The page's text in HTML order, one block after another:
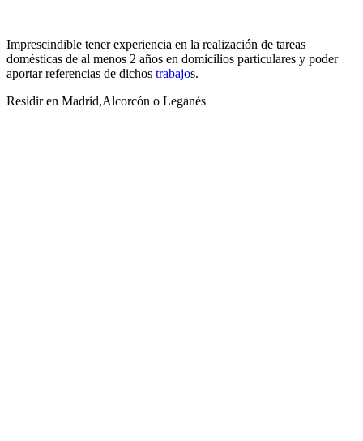
Imprescindible tener experiencia en la realización de tareas
domésticas de al menos 2 años en domicilios particulares y poder
aportar referencias de dichos trabajos.
Residir en Madrid,Alcorcón o Leganés